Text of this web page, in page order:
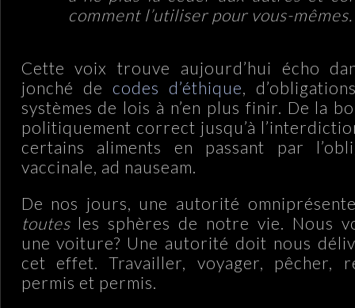
comment l’utiliser pour vous-mêmes.
Cette voix trouve aujourd’hui écho
jonché de codes d’éthique,
systèmes de lois à n’en plus finir. De la
politiquement correct jusqu’à
certains aliments en passant par
vaccinale, ad nauseam.
De nos jours, une autorité omniprésente
toutesles sphères de notre vie. Nous
une voiture? Une autorité doit nous
cet effet. Travailler, voyager, pêcher,
permis et permis.